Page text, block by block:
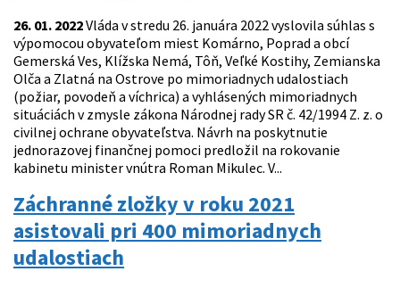
26. 01. 2022Vláda v stredu 26. januára 2022 vyslovila súhlas s
výpomocou obyvateľom miest Komárno, Poprad a obcí
Gemerská Ves, Klížska Nemá, Tôň, Veľké Kostihy, Zemianska
Olča a Zlatná na Ostrove po mimoriadnych udalostiach
(požiar, povodeň a víchrica) a vyhlásených mimoriadnych
situáciách v zmysle zákona Národnej rady SR č. 42/1994 Z. z. o
civilnej ochrane obyvateľstva. Návrh na poskytnutie
jednorazovej finančnej pomoci predložil na rokovanie
kabinetu minister vnútra Roman Mikulec. V...
Záchranné zložky v roku 2021
asistovali pri 400 mimoriadnych
udalostiach